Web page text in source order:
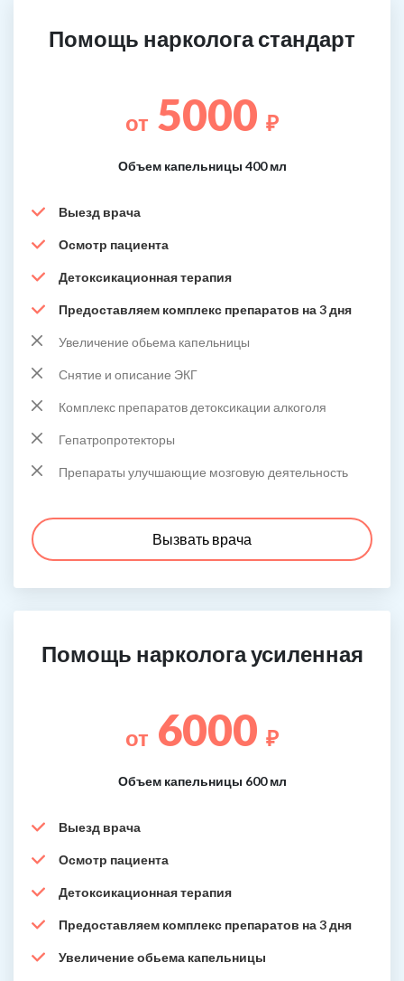
Помощь нарколога стандарт
от 5000 ₽
Объем капельницы 400 мл
Выезд врача
Осмотр пациента
Детоксикационная терапия
Предоставляем комплекс препаратов на 3 дня
Увеличение обьема капельницы
Снятие и описание ЭКГ
Комплекс препаратов детоксикации алкоголя
Гепатропротекторы
Препараты улучшающие мозговую деятельность
Вызвать врача
Помощь нарколога усиленная
от 6000 ₽
Объем капельницы 600 мл
Выезд врача
Осмотр пациента
Детоксикационная терапия
Предоставляем комплекс препаратов на 3 дня
Увеличение обьема капельницы